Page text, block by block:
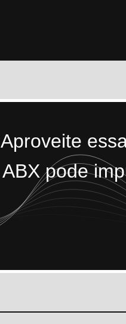
Aproveite
ABX pode